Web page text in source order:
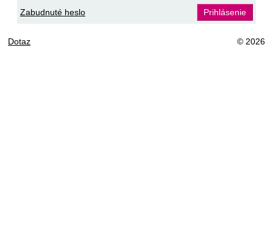
Zabudnuté heslo Prihlásenie
Dotaz © 2026